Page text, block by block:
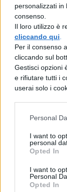
personalizzati in
consenso.
Il loro utilizzo è
cliccando qui
Per il consenso
cliccando sul
Gestisci opzioni
e rifiutare tutti i
userai solo i
Personal
I want to
personal
Opted In
I want to
Personal
Opted In